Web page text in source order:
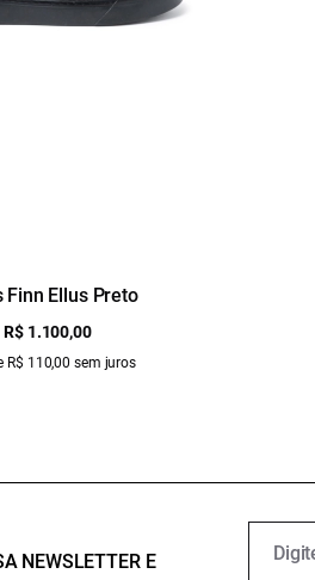
Finn Ellus Preto
R$ 1.100,00
R$ 110,00 sem juros
NEWSLETTER E